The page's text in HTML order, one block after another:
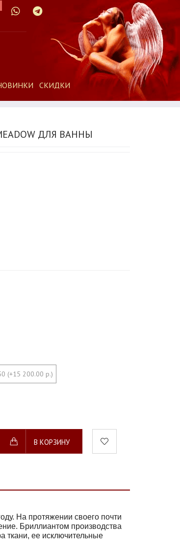
СКИДКИ
ДЛЯ ВАННЫ
(+15 200.00 р.)
В КОРЗИНУ
На протяжении своего почти
Бриллиантом производства
ткани, ее исключительные